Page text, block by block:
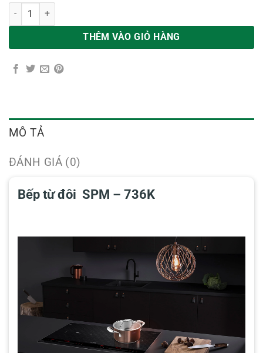
BẾP TỪ ĐÔI SPELIER SPM 736K số lượng
THÊM VÀO GIỎ HÀNG
MÔ TẢ
ĐÁNH GIÁ (0)
Bếp từ đôi SPM – 736K